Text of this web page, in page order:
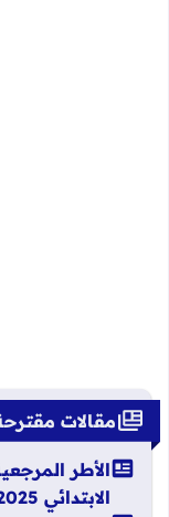
مقالات
الأطر
الابتدائي 2025